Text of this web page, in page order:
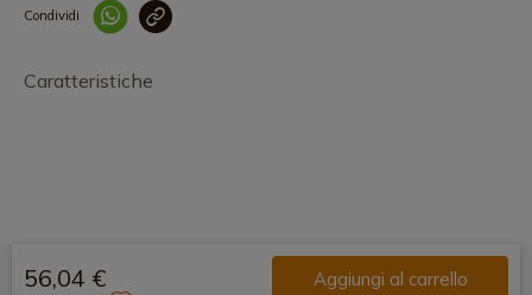
Condividi
Caratteristiche
56,04 € Aggiungi al carrello